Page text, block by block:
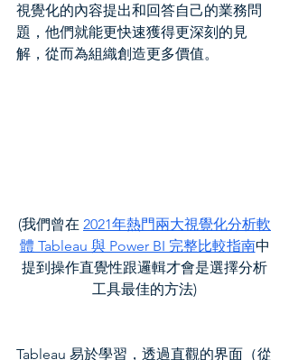
視覺化的內容提出和回答自己的業務問
題，他們就能更快速獲得更深刻的見
解，從而為組織創造更多價值。
(我們曾在 2021年熱門兩大視覺化分析軟
體 Tableau 與 Power BI 完整比較指南中
提到操作直覺性跟邏輯才會是選擇分析
工具最佳的方法)
Tableau 易於學習，透過直觀的界面（從